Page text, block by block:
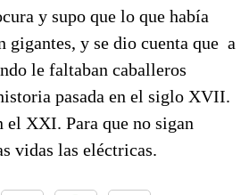
y supo que lo que había
gigantes, y se dio cuenta que a
le faltaban caballeros
pasada en el siglo XVII.
el XXI. Para que no sigan
vidas las eléctricas.